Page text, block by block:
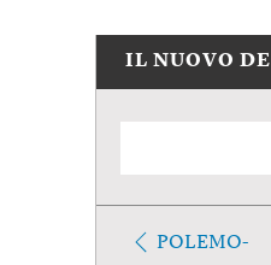
IL NUOVO
POLEMO-